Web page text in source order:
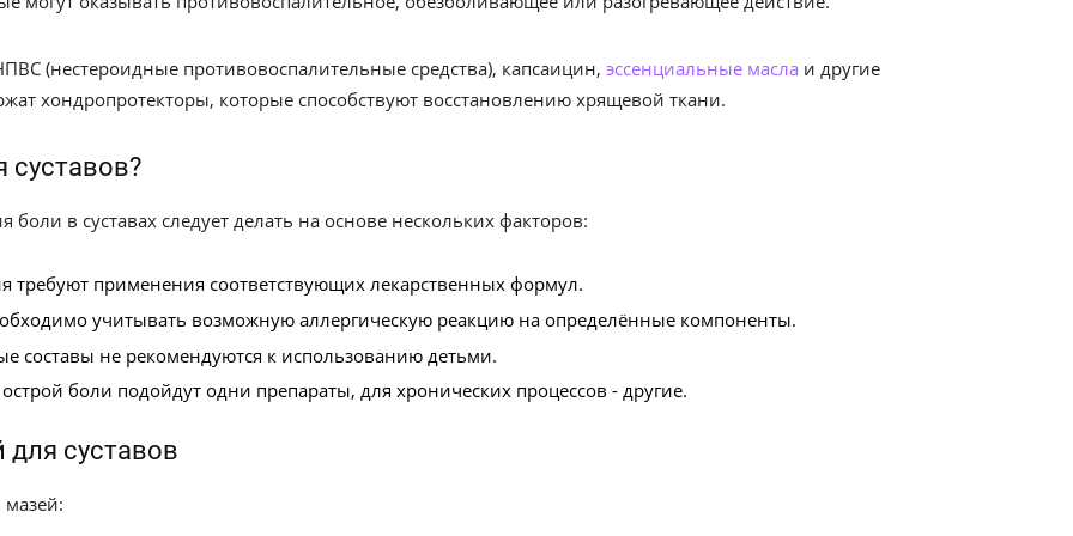
(нестероидные противовоспалительные средства), капсаицин, эссенциальные масла и другие
хондропротекторы, которые способствуют восстановлению хрящевой ткани.
в суставах следует делать на основе нескольких факторов:
требуют применения соответствующих лекарственных формул.
учитывать возможную аллергическую реакцию на определённые компоненты.
составы не рекомендуются к использованию детьми.
боли подойдут одни препараты, для хронических процессов - другие.
суставов